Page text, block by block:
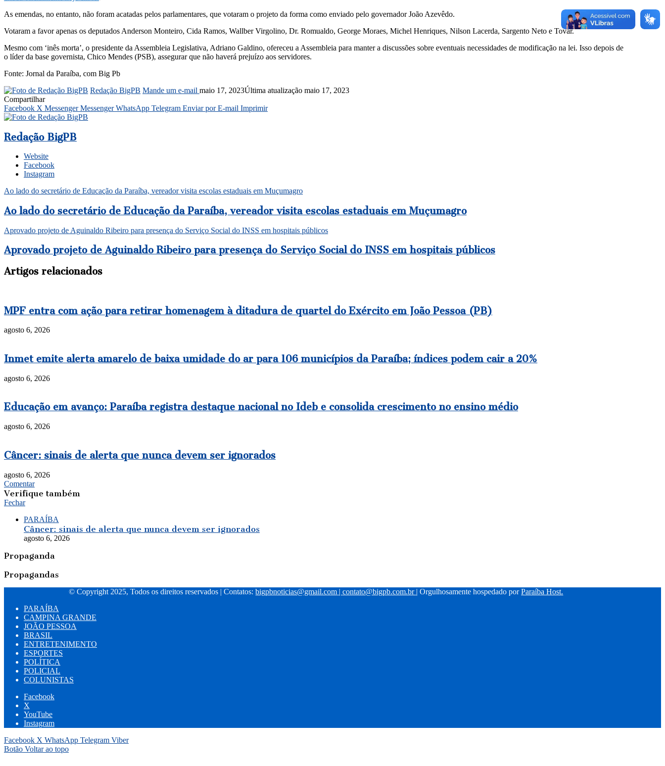
As emendas, no entanto, não foram acatadas pelos parlamentares, que votaram o projeto da forma como enviado pelo governador João Azevêdo.
Votaram a favor apenas os deputados Anderson Monteiro, Cida Ramos, Wallber Virgolino, Dr. Romualdo, George Moraes, Michel Henriques, Nilson Lacerda, Sargento Neto e Tovar.
Mesmo com ‘inês morta’, o presidente da Assembleia Legislativa, Adriano Galdino, ofereceu a Assembleia para manter a discussões sobre eventuais necessidades de modificação na lei. Isso depois de
o líder da base governista, Chico Mendes (PSB), assegurar que não haverá prejuízo aos servidores.
Fonte: Jornal da Paraíba, com Big Pb
Redação BigPB Mande um e-mail maio 17, 2023Última atualização maio 17, 2023
Compartilhar
Facebook X Messenger Messenger WhatsApp Telegram Enviar por E-mail Imprimir
Redação BigPB
Website
Facebook
Instagram
Ao lado do secretário de Educação da Paraíba, vereador visita escolas estaduais em Muçumagro
Ao lado do secretário de Educação da Paraíba, vereador visita escolas estaduais em Muçumagro
Aprovado projeto de Aguinaldo Ribeiro para presença do Serviço Social do INSS em hospitais públicos
Aprovado projeto de Aguinaldo Ribeiro para presença do Serviço Social do INSS em hospitais públicos
Artigos relacionados
MPF entra com ação para retirar homenagem à ditadura de quartel do Exército em João Pessoa (PB)
agosto 6, 2026
Inmet emite alerta amarelo de baixa umidade do ar para 106 municípios da Paraíba; índices podem cair a 20%
agosto 6, 2026
Educação em avanço: Paraíba registra destaque nacional no Ideb e consolida crescimento no ensino médio
agosto 6, 2026
Câncer: sinais de alerta que nunca devem ser ignorados
agosto 6, 2026
Comentar
Verifique também
Fechar
PARAÍBA
Câncer: sinais de alerta que nunca devem ser ignorados
agosto 6, 2026
Propaganda
Propagandas
© Copyright 2025, Todos os direitos reservados | Contatos:bigpbnoticias@gmail.com |contato@bigpb.com.br | Orgulhosamente hospedado porParaíba Host.
PARAÍBA
CAMPINA GRANDE
JOÃO PESSOA
BRASIL
ENTRETENIMENTO
ESPORTES
POLÍTICA
POLICIAL
COLUNISTAS
Facebook
X
YouTube
Instagram
Facebook X WhatsApp Telegram Viber
Botão Voltar ao topo